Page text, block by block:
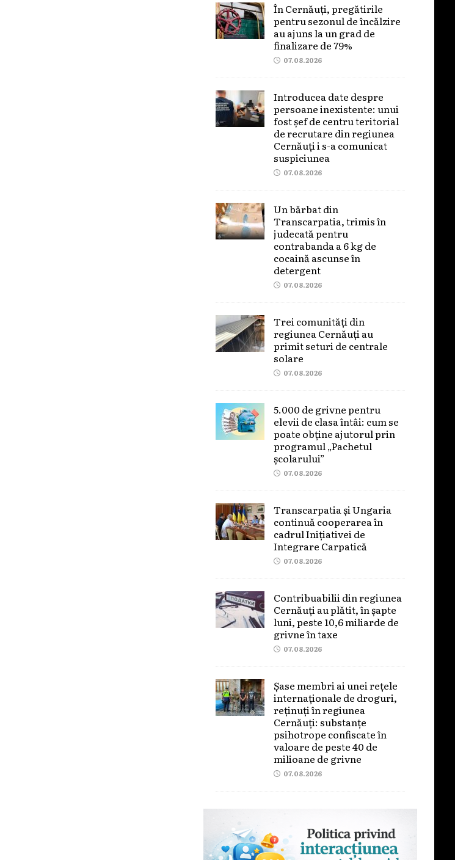
În Cernăuți, pregătirile
pentru sezonul de încălzire
au ajuns la un grad de
finalizare de 79%
07.08.2026
Introducea date despre
persoane inexistente: unui
fost șef de centru teritorial
de recrutare din regiunea
Cernăuți i s-a comunicat
suspiciunea
07.08.2026
Un bărbat din
Transcarpatia, trimis în
judecată pentru
contrabanda a 6 kg de
cocaină ascunse în
detergent
07.08.2026
Trei comunități din
regiunea Cernăuți au
primit seturi de centrale
solare
07.08.2026
5.000 de grivne pentru
elevii de clasa întâi: cum se
poate obține ajutorul prin
programul „Pachetul
școlarului”
07.08.2026
Transcarpatia și Ungaria
continuă cooperarea în
cadrul Inițiativei de
Integrare Carpatică
07.08.2026
Contribuabilii din regiunea
Cernăuți au plătit, în șapte
luni, peste 10,6 miliarde de
grivne în taxe
07.08.2026
Șase membri ai unei rețele
internaționale de droguri,
reținuți în regiunea
Cernăuți: substanțe
psihotrope confiscate în
valoare de peste 40 de
milioane de grivne
07.08.2026